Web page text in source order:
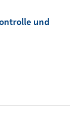
und